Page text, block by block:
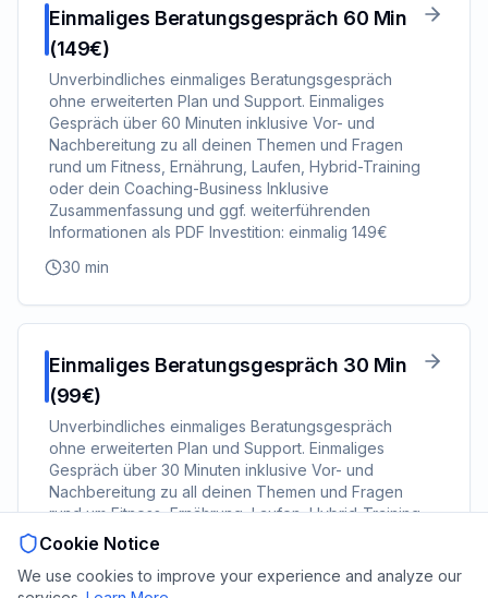
Einmaliges Beratungsgespräch 60 Min
(149€)
Unverbindliches einmaliges Beratungsgespräch
ohne erweiterten Plan und Support. Einmaliges
Gespräch über 60 Minuten inklusive Vor- und
Nachbereitung zu all deinen Themen und Fragen
rund um Fitness, Ernährung, Laufen, Hybrid-Training
oder dein Coaching-Business Inklusive
Zusammenfassung und ggf. weiterführenden
Informationen als PDF Investition: einmalig 149€
30 min
Einmaliges Beratungsgespräch 30 Min
(99€)
Unverbindliches einmaliges Beratungsgespräch
ohne erweiterten Plan und Support. Einmaliges
Gespräch über 30 Minuten inklusive Vor- und
Nachbereitung zu all deinen Themen und Fragen
rund um Fitness, Ernährung, Laufen, Hybrid-Training
oder dein Coaching-Business Inklusive
Informationen als PDF Investition: einmalig 99€
Cookie Notice
We use cookies to improve your experience and analyze our